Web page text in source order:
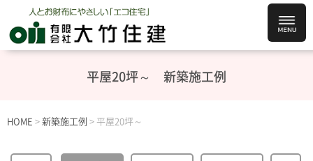
平屋20坪～ 新築施工例
HOME > 新築施工例 > 平屋20坪～